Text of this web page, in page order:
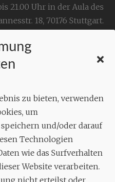
zu bieten, verwenden
um
und/oder darauf
Technologien
wie das Surfverhalten
Website verarbeiten.
nicht erteilst oder
21.00 Uhr in der Aula des
18, 70176 Stuttgart.
Str. 18
Stuttgart
Leiter: